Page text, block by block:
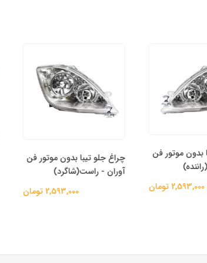
بدون موتور فن
2,593,000 تومان
چراغ جلو تیبا بدون موتور فن
آوران - راست(شاگرد)
2,593,000 تومان